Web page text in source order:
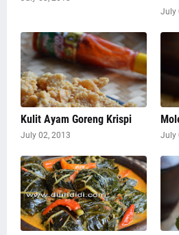
July
Kulit Ayam Goreng Krispi
July 02, 2013 July